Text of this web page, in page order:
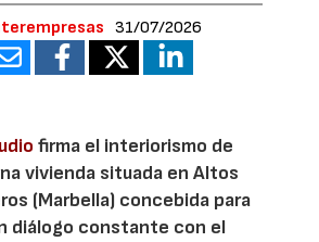
31/07/2026
firma el interiorismo de
vivienda situada en Altos
(Marbella) concebida para
diálogo constante con el